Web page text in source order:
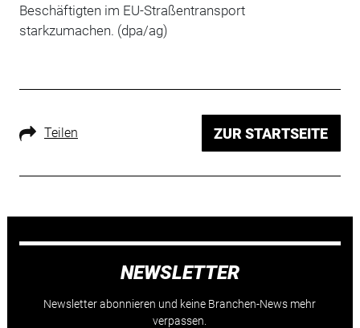
Beschäftigten im EU-Straßentransport
starkzumachen. (dpa/ag)
Teilen ZUR STARTSEITE
NEWSLETTER
Newsletter abonnieren und keine Branchen-News mehr
verpassen.